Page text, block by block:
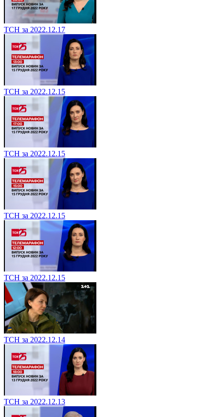
ТСН за 2022.12.17
ТСН за 2022.12.15
ТСН за 2022.12.15
ТСН за 2022.12.15
ТСН за 2022.12.15
ТСН за 2022.12.14
ТСН за 2022.12.13